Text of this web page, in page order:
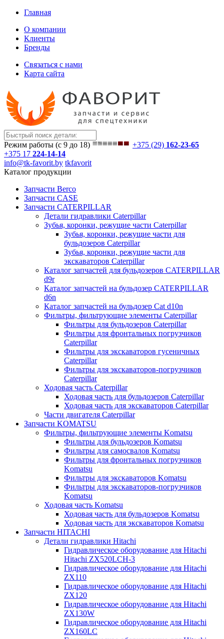
Главная
О компании
Клиенты
Бренды
Связаться с нами
Карта сайта
Режим работы (с 9 до 18) +375 (29) 162-23-65
+375 17 224-14-14
info@tk-favorit.by tkfavorit
Каталог продукции
Запчасти Berco
Запчасти CASE
Запчасти CATERPILLAR
Детали гидравлики Caterpillar
Зубья, коронки, режущие части Caterpillar
Зубья, коронки, режущие части для
бульдозеров Caterpillar
Зубья, коронки, режущие части для
экскаваторов Caterpillar
Каталог запчастей для бульдозеров CATERPILLAR
d9r
Каталог запчастей на бульдозер CATERPILLAR
d6n
Каталог запчастей на бульдозер Сat d10n
Фильтры, фильтрующие элементы Caterpillar
Фильтры для бульдозеров Caterpillar
Фильтры для фронтальных погрузчиков
Caterpillar
Фильтры для экскаваторов гусеничных
Caterpillar
Фильтры для экскаваторов-погрузчиков
Caterpillar
Ходовая часть Caterpillar
Ходовая часть для бульдозеров Caterpillar
Ходовая часть для экскаваторов Caterpillar
Части двигателя Caterpillar
Запчасти KOMATSU
Фильтры, фильтрующие элементы Komatsu
Фильтры для бульдозеров Komatsu
Фильтры для самосвалов Komatsu
Фильтры для фронтальных погрузчиков
Komatsu
Фильтры для экскаваторов Komatsu
Фильтры для экскаваторов-погрузчиков
Komatsu
Ходовая часть Komatsu
Ходовая часть для бульдозеров Komatsu
Ходовая часть для экскаваторов Komatsu
Запчасти HITACHI
Детали гидравлики Hitachi
Гидравлическое оборудование для Hitachi
Hitachi ZX520LCH-3
Гидравлическое оборудование для Hitachi
ZX110
Гидравлическое оборудование для Hitachi
ZX120
Гидравлическое оборудование для Hitachi
ZX130W
Гидравлическое оборудование для Hitachi
ZX160LC